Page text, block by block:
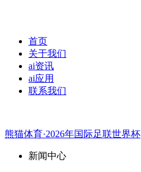
首页
关于我们
ai资讯
ai应用
联系我们
熊猫体育·2026年国际足联世界杯
新闻中心